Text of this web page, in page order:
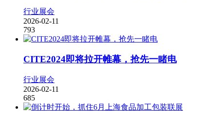
行业展会
2026-02-11
793
CITE2024即将拉开帷幕，抢先一睹电
行业展会
2026-02-11
685